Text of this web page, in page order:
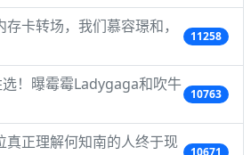
卡转场，我们慕容璟和，
11258
！曝霉霉Ladygaga和吹牛
10763
真正理解何知南的人终于现
10671